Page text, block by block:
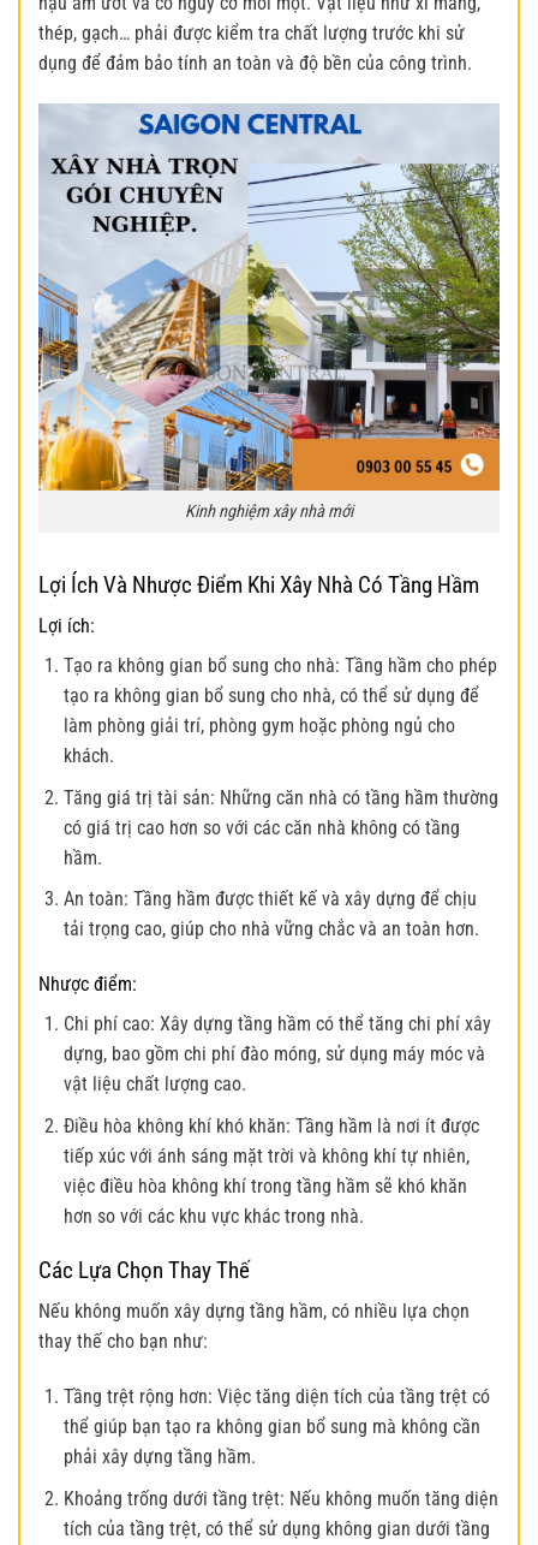
thép, gạch… phải được kiểm tra chất lượng trước khi sử
dụng để đảm bảo tính an toàn và độ bền của công trình.
Kinh nghiệm xây nhà mới
Lợi Ích Và Nhược Điểm Khi Xây Nhà Có Tầng Hầm
Lợi ích:
Tạo ra không gian bổ sung cho nhà: Tầng hầm cho phép
tạo ra không gian bổ sung cho nhà, có thể sử dụng để
làm phòng giải trí, phòng gym hoặc phòng ngủ cho
khách.
Tăng giá trị tài sản: Những căn nhà có tầng hầm thường
có giá trị cao hơn so với các căn nhà không có tầng
hầm.
An toàn: Tầng hầm được thiết kế và xây dựng để chịu
tải trọng cao, giúp cho nhà vững chắc và an toàn hơn.
Nhược điểm:
Chi phí cao: Xây dựng tầng hầm có thể tăng chi phí xây
dựng, bao gồm chi phí đào móng, sử dụng máy móc và
vật liệu chất lượng cao.
Điều hòa không khí khó khăn: Tầng hầm là nơi ít được
tiếp xúc với ánh sáng mặt trời và không khí tự nhiên,
việc điều hòa không khí trong tầng hầm sẽ khó khăn
hơn so với các khu vực khác trong nhà.
Các Lựa Chọn Thay Thế
Nếu không muốn xây dựng tầng hầm, có nhiều lựa chọn
thay thế cho bạn như:
Tầng trệt rộng hơn: Việc tăng diện tích của tầng trệt có
thể giúp bạn tạo ra không gian bổ sung mà không cần
phải xây dựng tầng hầm.
Khoảng trống dưới tầng trệt: Nếu không muốn tăng diện
tích của tầng trệt, có thể sử dụng không gian dưới tầng